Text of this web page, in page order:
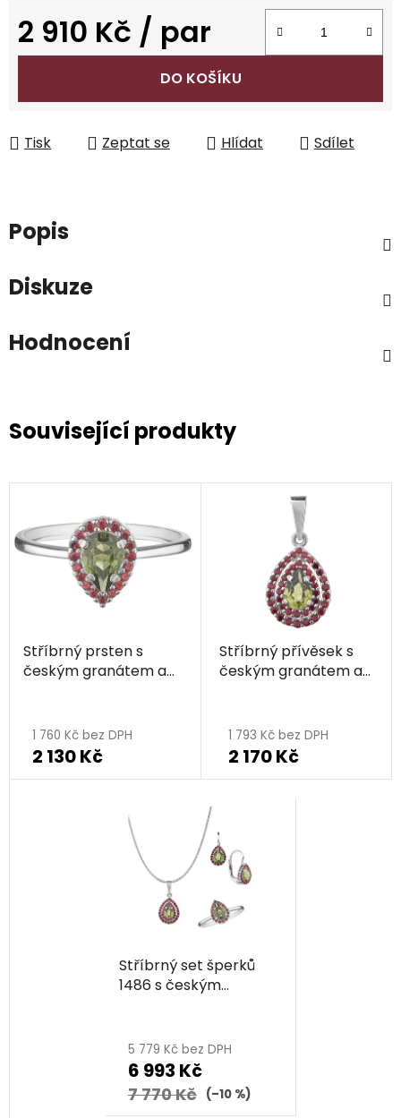
2 910 Kč / par
Měrná cena:
DO KOŠÍKU
Tisk Zeptat se Hlídat Sdílet
Popis
Diskuze
Hodnocení
Související produkty
Stříbrný prsten s
českým granátem a
1 760 Kč bez DPH
2 130 Kč
Stříbrný přívěsek s
českým granátem a
1 793 Kč bez DPH
2 170 Kč
Stříbrný set šperků
1486 s českým
- kapka
5 779 Kč bez DPH
6 993 Kč
7 770 Kč (–10 %)